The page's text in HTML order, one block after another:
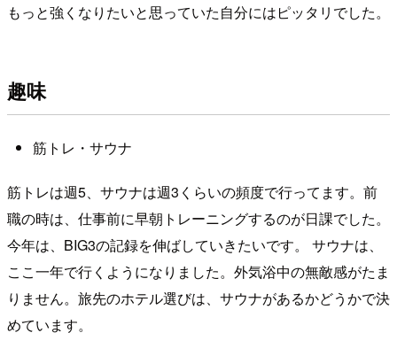
もっと強くなりたいと思っていた自分にはピッタリでした。
趣味
筋トレ・サウナ
筋トレは週5、サウナは週3くらいの頻度で行ってます。前
職の時は、仕事前に早朝トレーニングするのが日課でした。
今年は、BIG3の記録を伸ばしていきたいです。 サウナは、
ここ一年で行くようになりました。外気浴中の無敵感がたま
りません。旅先のホテル選びは、サウナがあるかどうかで決
めています。